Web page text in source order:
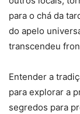
para o chá da
do apelo
transcendeu
Entender a
para explorar a
segredos para